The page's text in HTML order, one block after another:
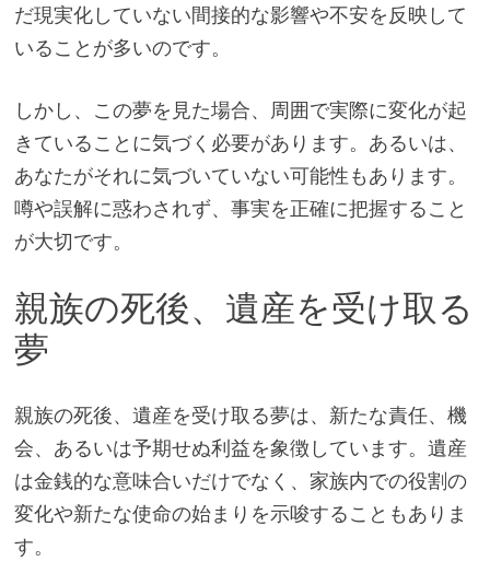
だ現実化していない間接的な影響や不安を反映して
いることが多いのです。
しかし、この夢を見た場合、周囲で実際に変化が起
きていることに気づく必要があります。あるいは、
あなたがそれに気づいていない可能性もあります。
噂や誤解に惑わされず、事実を正確に把握すること
が大切です。
親族の死後、遺産を受け取る
夢
親族の死後、遺産を受け取る夢は、新たな責任、機
会、あるいは予期せぬ利益を象徴しています。遺産
は金銭的な意味合いだけでなく、家族内での役割の
変化や新たな使命の始まりを示唆することもありま
す。